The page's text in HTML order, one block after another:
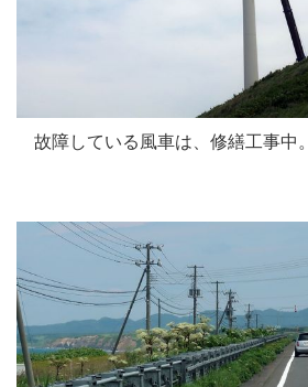
故障している風車は、修繕工事中。